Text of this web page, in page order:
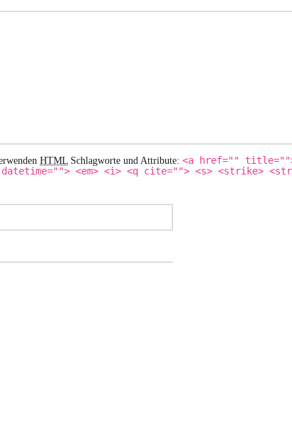
HTML Schlagworte und Attribute: <a href=""
datetime=""> <em> <i> <q cite=""> <s> <strike>